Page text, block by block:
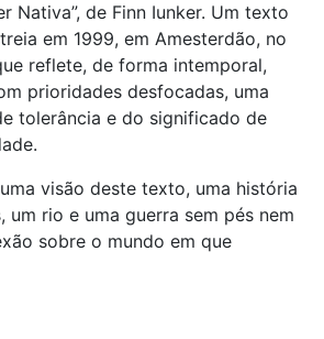
Nativa”, de Finn Iunker. Um texto
em 1999, em Amesterdão, no
reflete, de forma intemporal,
prioridades desfocadas, uma
tolerância e do significado de
uma visão deste texto, uma história
um rio e uma guerra sem pés nem
sobre o mundo em que